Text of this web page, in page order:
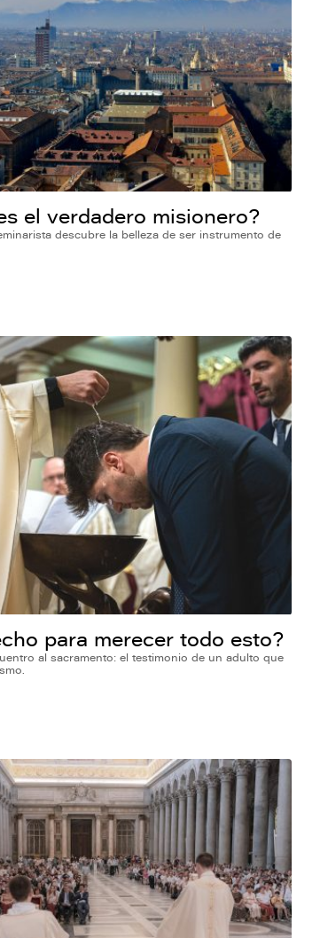
el verdadero misionero?
descubre la belleza de ser instrumento de
para merecer todo esto?
al sacramento: el testimonio de un adulto que